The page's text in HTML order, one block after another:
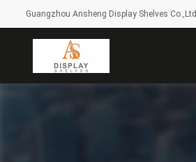
Guangzhou Ansheng Display Shelves Co.,Ltd